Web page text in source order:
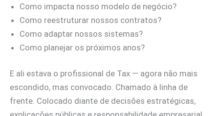
Como impacta nosso modelo de negócio?
Como reestruturar nossos contratos?
Como adaptar nossos sistemas?
Como planejar os próximos anos?
E ali estava o profissional de Tax — agora não mais
escondido, mas convocado. Chamado à linha de
frente. Colocado diante de decisões estratégicas,